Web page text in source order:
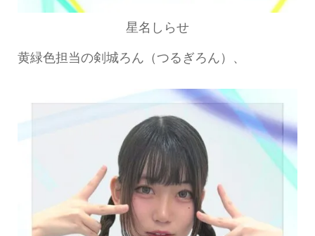
星名しらせ
黄緑色担当の剣城ろん（つるぎろん）、